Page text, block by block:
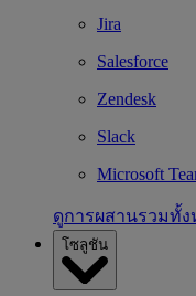
Jira
Salesforce
Zendesk
Slack
Microsoft
ดูการผสานรวมทั้
โซลูชัน